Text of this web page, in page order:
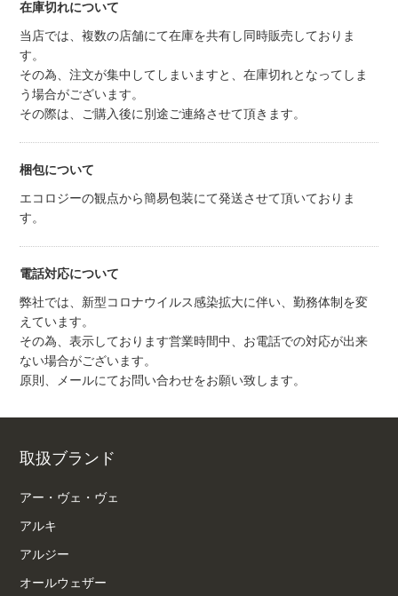
在庫切れについて
当店では、複数の店舗にて在庫を共有し同時販売しておりま
す。
その為、注文が集中してしまいますと、在庫切れとなってしま
う場合がございます。
その際は、ご購入後に別途ご連絡させて頂きます。
梱包について
エコロジーの観点から簡易包装にて発送させて頂いておりま
す。
電話対応について
弊社では、新型コロナウイルス感染拡大に伴い、勤務体制を変
えています。
その為、表示しております営業時間中、お電話での対応が出来
ない場合がございます。
原則、メールにてお問い合わせをお願い致します。
取扱ブランド
アー・ヴェ・ヴェ
アルキ
アルジー
オールウェザー